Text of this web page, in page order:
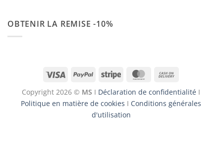
OBTENIR LA REMISE -10%
Visa PayPal Stripe MasterCard
Delivery
Copyright 2026 © MS I Déclaration de confidentialité I
Politique en matière de cookies I Conditions générales
d'utilisation